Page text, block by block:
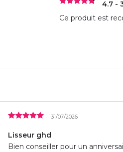
4.7 -
Ce produit est
31/07/2026
Lisseur ghd
Bien conseiller pour un